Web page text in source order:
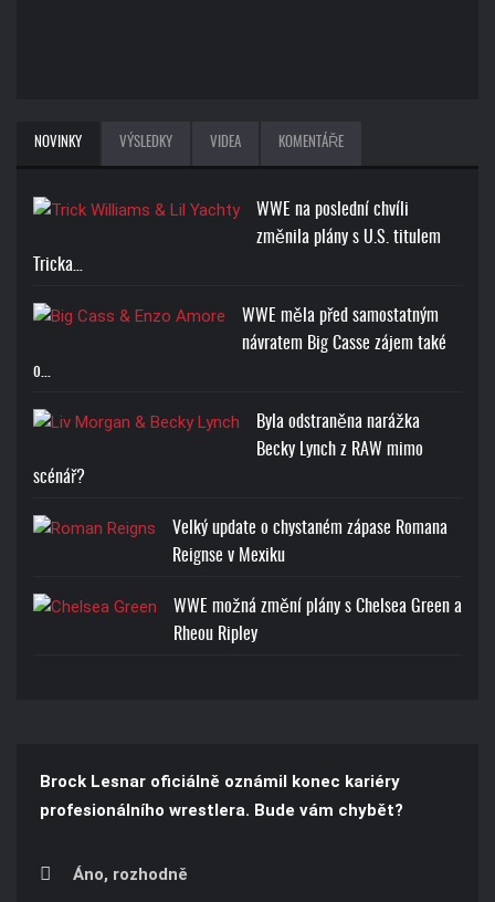
NOVINKY VÝSLEDKY VIDEA KOMENTÁŘE
WWE na poslední chvíli
změnila plány s U.S. titulem
Tricka…
WWE měla před samostatným
návratem Big Casse zájem také
o…
Byla odstraněna narážka
Becky Lynch z RAW mimo
scénář?
Velký update o chystaném zápase Romana
Reignse v Mexiku
WWE možná změní plány s Chelsea Green a
Rheou Ripley
Brock Lesnar oficiálně oznámil konec kariéry
profesionálního wrestlera. Bude vám chybět?
Áno, rozhodně